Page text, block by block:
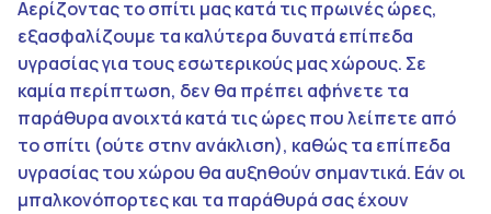
Αερίζοντας το σπίτι μας κατά τις πρωινές ώρες,
εξασφαλίζουμε τα καλύτερα δυνατά επίπεδα
υγρασίας για τους εσωτερικούς μας χώρους. Σε
καμία περίπτωση, δεν θα πρέπει αφήνετε τα
παράθυρα ανοιχτά κατά τις ώρες που λείπετε από
το σπίτι (ούτε στην ανάκλιση), καθώς τα επίπεδα
υγρασίας του χώρου θα αυξηθούν σημαντικά. Εάν οι
μπαλκονόπορτες και τα παράθυρά σας έχουν